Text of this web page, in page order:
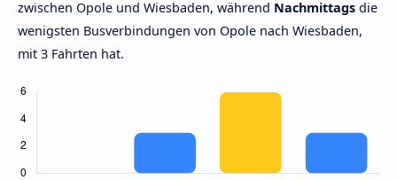
zwischen Opole und Wiesbaden, während Nachmittags die
wenigsten Busverbindungen von Opole nach Wiesbaden,
mit 3 Fahrten hat.